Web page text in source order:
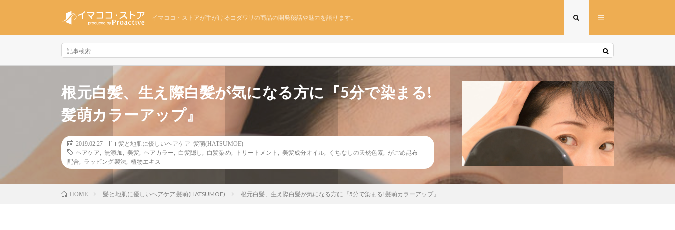
イマココ・ストアが手がけるコダワリの商品の開発秘話や魅力を語ります。
根元白髪、生え際白髪が気になる方に『5分で染まる!
髪萌カラーアップ』
2019.02.27
髪と地肌に優しいヘアケア 髪萌(HATSUMOE)
ヘアケア
無添加 美髪 ヘアカラー 白髪隠し 白髪染め トリートメント 美髪成分オイル くちなしの天然色素
がごめ昆布
配合
ラッピング製法 植物エキス
HOME 髪と地肌に優しいヘアケア 髪萌(HATSUMOE) 根元白髪、生え際白髪が気になる方に『5分で染まる!髪萌カラーアップ』